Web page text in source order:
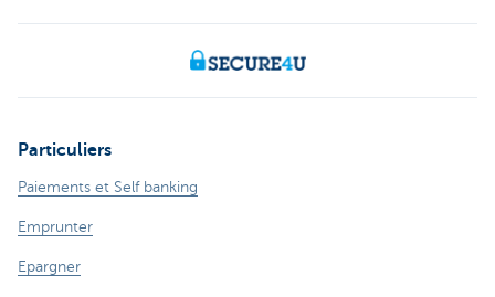
Particuliers
Paiements et Self banking
Emprunter
Epargner